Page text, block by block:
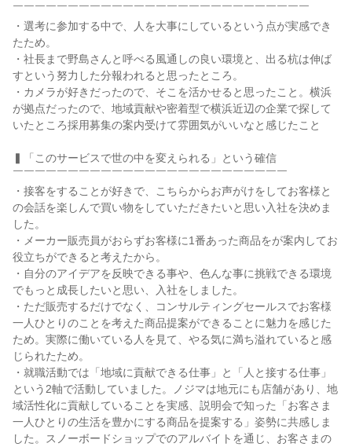
￣￣￣￣￣￣￣￣￣￣￣￣￣￣￣￣￣￣￣￣￣￣￣￣￣￣￣
・選考に参加する中で、人を大事にしているという点が実感でき
たため。
・社長まで野島さんと呼べる風通しの良い環境と、出る杭は伸ば
すという努力した分報われると思ったところ。
・カメラが好きだったので、そこを活かせると思ったこと。横浜
が拠点だったので、地域貢献や密着型で横浜近辺の企業で探して
いたところ採用募集の案内受けて雰囲気がいいなと感じたこと
▍「このサービスで世の中を変えられる」という確信
￣￣￣￣￣￣￣￣￣￣￣￣￣￣￣￣￣￣￣￣￣￣￣￣￣
・接客をすることが好きで、こちらからお声がけをしてお客様と
の会話を楽しんで買い物をしていただきたいと思い入社を決めま
した。
・メーカー販売員がおらずお客様に1番あった商品をが案内してお
役立ちができると考えたから。
・自分のアイデアを反映できる事や、色んな事に挑戦できる環境
でもっと成長したいと思い、入社をしました。
・ただ販売するだけでなく、コンサルティングセールスでお客様
一人ひとりのことを考えた商品提案ができることに魅力を感じた
ため。実際に働いている人を見て、やる気に満ち溢れていると感
じられたため。
・就職活動では「地域に貢献できる仕事」と「人と接する仕事」
という2軸で活動していました。ノジマは地元にも店舗があり、地
域活性化に貢献していることを実感、説明会で知った「お客さま
一人ひとりの生活を豊かにする商品を提案する」姿勢に共感しま
した。スノーボードショップでのアルバイトを通じ、お客さまの